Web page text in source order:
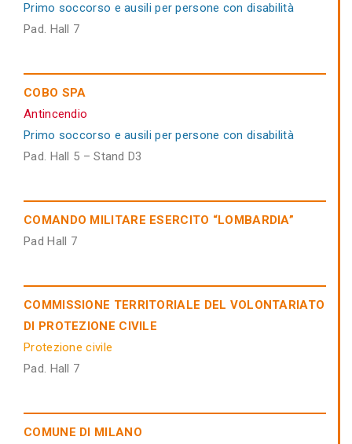
Primo soccorso e ausili per persone con disabilità
Pad. Hall 7
COBO SPA
Antincendio
Primo soccorso e ausili per persone con disabilità
Pad. Hall 5 – Stand D3
COMANDO MILITARE ESERCITO “LOMBARDIA”
Pad Hall 7
COMMISSIONE TERRITORIALE DEL VOLONTARIATO
DI PROTEZIONE CIVILE
Protezione civile
Pad. Hall 7
COMUNE DI MILANO